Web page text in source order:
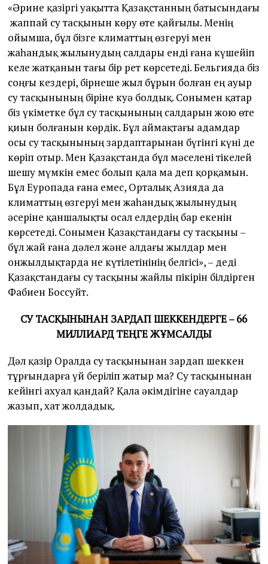
«Әрине қазіргі уақытта Қазақстанның батысындағы
жаппай су тасқынын көру өте қайғылы. Менің
ойымша, бұл бізге климаттың өзгеруі мен
жаһандық жылынудың салдары енді ғана күшейіп
келе жатқанын тағы бір рет көрсетеді. Бельгияда біз
соңғы кездері, бірнеше жыл бұрын болған ең ауыр
су тасқынының біріне куә болдық. Сонымен қатар
біз үкіметке бұл су тасқынының салдарын жою өте
қиын болғанын көрдік. Бұл аймақтағы адамдар
осы су тасқынының зардаптарынан бүгінгі күні де
көріп отыр. Мен Қазақстанда бұл мәселені тікелей
шешу мүмкін емес болып қала ма деп қорқамын.
Бұл Еуропада ғана емес, Орталық Азияда да
климаттың өзгеруі мен жаһандық жылынудың
әсеріне қаншалықты осал елдердің бар екенін
көрсетеді. Сонымен Қазақстандағы су тасқыны –
бұл жай ғана дәлел және алдағы жылдар мен
онжылдықтарда не күтілетінінің белгісі», – деді
Қазақстандағы су тасқыны жайлы пікірін білдірген
Фабиен Боссуйт.
СУ ТАСҚЫНЫНАН ЗАРДАП ШЕККЕНДЕРГЕ – 66
МИЛЛИАРД ТЕҢГЕ ЖҰМСАЛДЫ
Дәл қазір Оралда су тасқынынан зардап шеккен
тұрғындарға үй беріліп жатыр ма? Су тасқынынан
кейінгі ахуал қандай? Қала әкімдігіне сауалдар
жазып, хат жолдадық.